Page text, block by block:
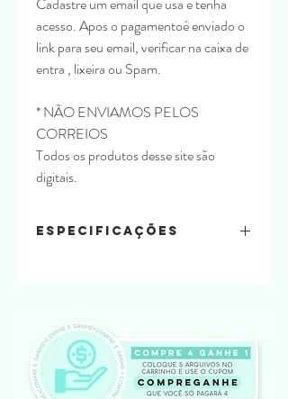
acesso. Apos o pagamentoé enviado o
link para seu email, verificar na caixa de
entra , lixeira ou Spam.
* NÃO ENVIAMOS PELOS
CORREIOS
Todos os produtos desse site são
digitais.
Especificações
offset 240
Tamanho